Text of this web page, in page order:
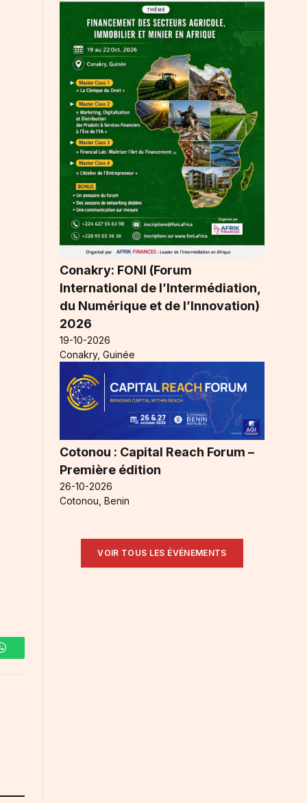
WhatsApp
Conakry: FONI (Forum
International de l’Intermédiation,
du Numérique et de l’Innovation)
2026
19-10-2026
Conakry, Guinée
Cotonou : Capital Reach Forum –
Première édition
26-10-2026
Cotonou, Benin
VOIR TOUS LES ÉVÉNEMENTS